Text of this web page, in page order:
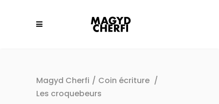
Magyd Cherfi / Coin écriture /
Les croquebeurs